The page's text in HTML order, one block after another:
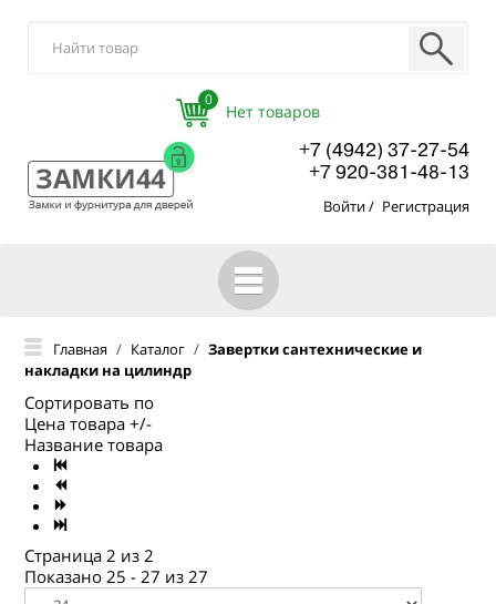
0
+7 (4942) 37-27-54
+7 920-381-48-13
Войти/ Регистрация
ГЛАВНАЯ
Главная / Каталог / Завертки сантехнические и
накладки на цилиндр
Сортировать по
Цена товара +/-
Название товара
Страница 2 из 2
Показано 25 - 27 из 27